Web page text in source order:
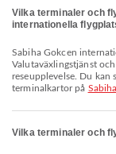
Vilka terminaler och
internationella
Sabiha Gokcen internationella flygplats erbjuder Duty Free Butik, Lounge,
Valutaväxlingstjänst
reseupplevelse. Du
terminalkartor på
Vilka terminaler och